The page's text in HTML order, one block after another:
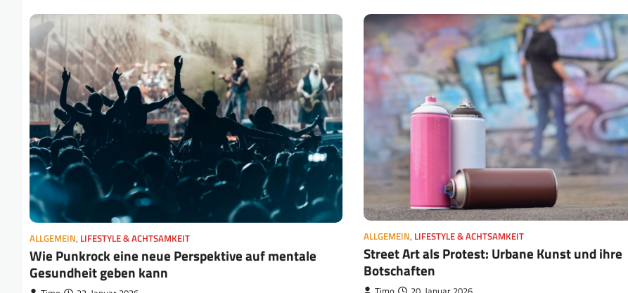
ALLGEMEIN, LIFESTYLE & ACHTSAMKEIT
Wie Punkrock eine neue Perspektive auf mentale
Gesundheit geben kann
ALLGEMEIN, LIFESTYLE & ACHTSAMKEIT
Street Art als Protest: Urbane Kunst und ihre
Botschaften